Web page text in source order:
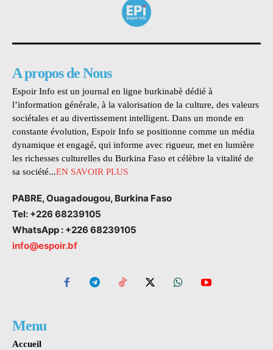
A propos de Nous
Espoir Info est un journal en ligne burkinabè dédié à
l’information générale, à la valorisation de la culture, des valeurs
sociétales et au divertissement intelligent. Dans un monde en
constante évolution, Espoir Info se positionne comme un média
dynamique et engagé, qui informe avec rigueur, met en lumière
les richesses culturelles du Burkina Faso et célèbre la vitalité de
sa société...EN SAVOIR PLUS
PABRE, Ouagadougou, Burkina Faso
Tel: +226 68239105
WhatsApp : +226 68239105
info@espoir.bf
Menu
Accueil